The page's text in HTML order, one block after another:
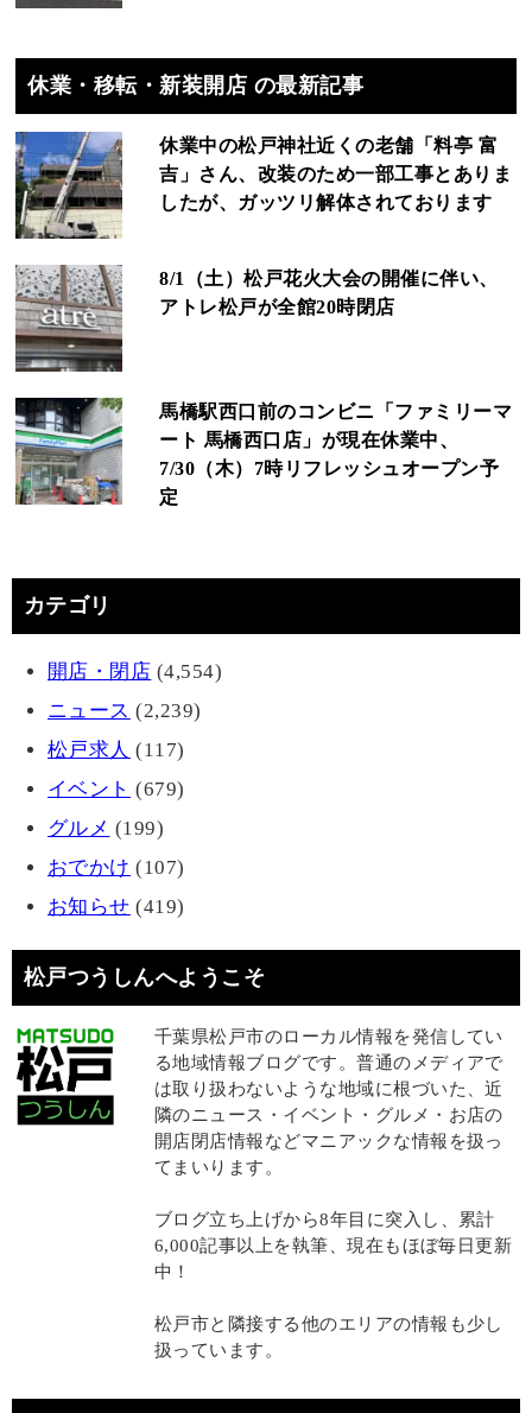
休業・移転・新装開店 の最新記事
休業中の松戸神社近くの老舗「料亭 富
吉」さん、改装のため一部工事とありま
したが、ガッツリ解体されております
8/1（土）松戸花火大会の開催に伴い、
アトレ松戸が全館20時閉店
馬橋駅西口前のコンビニ「ファミリーマ
ート 馬橋西口店」が現在休業中、
7/30（木）7時リフレッシュオープン予
定
カテゴリ
開店・閉店 (4,554)
ニュース (2,239)
松戸求人 (117)
イベント (679)
グルメ (199)
おでかけ (107)
お知らせ (419)
松戸つうしんへようこそ
千葉県松戸市のローカル情報を発信してい
る地域情報ブログです。普通のメディアで
は取り扱わないような地域に根づいた、近
隣のニュース・イベント・グルメ・お店の
開店閉店情報などマニアックな情報を扱っ
てまいります。
ブログ立ち上げから8年目に突入し、累計
6,000記事以上を執筆、現在もほぼ毎日更新
中！
松戸市と隣接する他のエリアの情報も少し
扱っています。